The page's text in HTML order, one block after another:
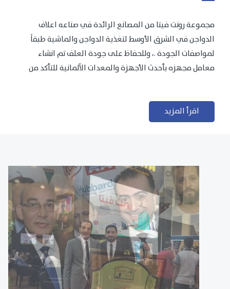
مجموعة رونت فيتا من المصانع الرائدة في صناعه اعلاف
الدواجن في الشرق الأوسط لتغذية الدواجن والماشية طبقاً
لمواصفات الجودة .، وللحفاظ على جودة العلف تم انشاء
معامل مجهزه بأحدث الأجهزة والمعدات الآلمانية للتأكد من
اقرأ المزيد